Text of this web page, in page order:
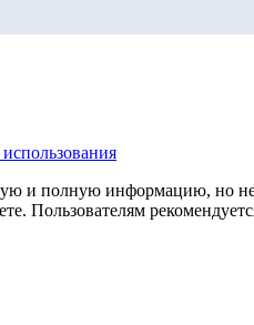
и полную информацию, но
Пользователям